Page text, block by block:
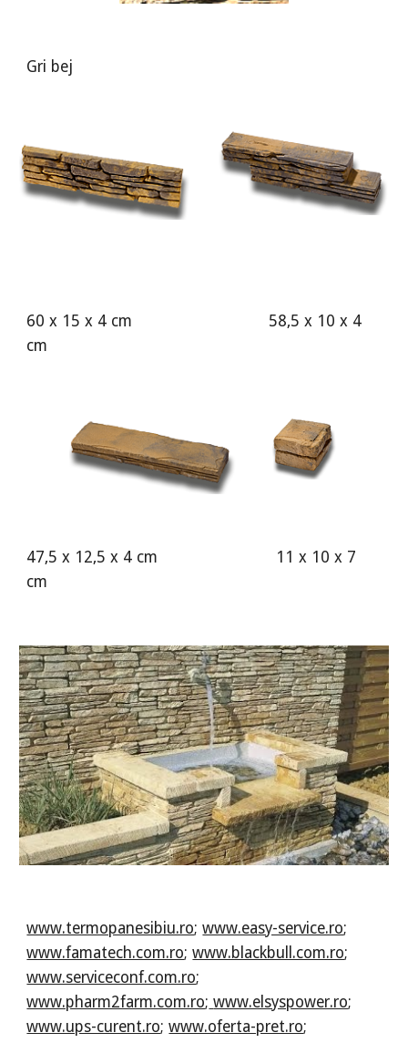
Gri bej
60 x 15 x 4 cm 58,5 x 10 x 4
cm
47,5 x 12,5 x 4 cm 11 x 10 x 7
cm
www.termopanesibiu.ro;www.easy-service.ro;
www.famatech.com.ro;www.blackbull.com.ro;
www.serviceconf.com.ro;
www.pharm2farm.com.ro; www.elsyspower.ro;
www.ups-curent.ro;www.oferta-pret.ro;